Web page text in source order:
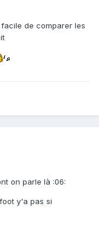
de comparer les
on parle là :06:
y'a pas si